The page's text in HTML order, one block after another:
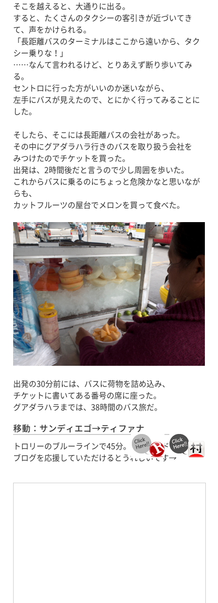
そこを越えると、大通りに出る。
すると、たくさんのタクシーの客引きが近づいてき
て、声をかけられる。
「長距離バスのターミナルはここから遠いから、タク
シー乗りな！」
……なんて言われるけど、とりあえず断り歩いてみ
る。
セントロに行った方がいいのか迷いながら、
左手にバスが見えたので、とにかく行ってみることに
した。
そしたら、そこには長距離バスの会社があった。
その中にグアダラハラ行きのバスを取り扱う会社を
みつけたのでチケットを買った。
出発は、2時間後だと言うので少し周囲を歩いた。
これからバスに乗るのにちょっと危険かなと思いなが
らも、
カットフルーツの屋台でメロンを買って食べた。
出発の30分前には、バスに荷物を詰め込み、
チケットに書いてある番号の席に座った。
グアダラハラまでは、38時間のバス旅だ。
移動：サンディエゴ→ティファナ
トロリーのブルーラインで45分。片道2.25ドル。
ブログを応援していただけるとうれしいです→